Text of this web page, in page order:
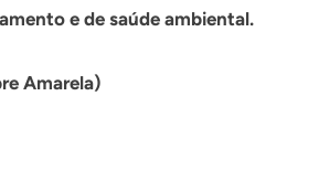
e de saúde ambiental.
Amarela)